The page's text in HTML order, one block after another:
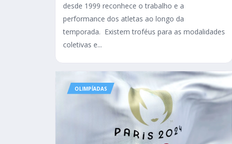
desde 1999 reconhece o trabalho e a
performance dos atletas ao longo da
temporada. Existem troféus para as modalidades
coletivas e...
OLIMPÍADAS